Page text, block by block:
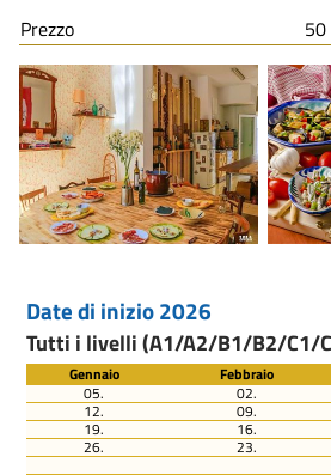
Prezzo
Date di inizio 2026
Tutti i livelli (A1/A2/B1/B2/C1/
Gennaio Febbraio
05.
02.
12. 09.
19. 16.
26. 23.